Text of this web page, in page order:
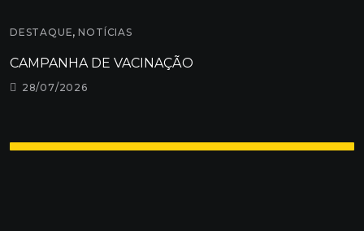
DESTAQUE,NOTÍCIAS
CAMPANHA DE VACINAÇÃO
28/07/2026